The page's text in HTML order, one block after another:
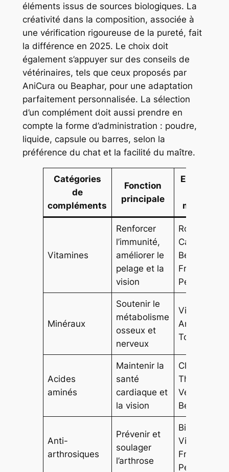
éléments issus de sources biologiques. La
créativité dans la composition, associée à
une vérification rigoureuse de la pureté, fait
la différence en 2025. Le choix doit
également s’appuyer sur des conseils de
vétérinaires, tels que ceux proposés par
AniCura ou Beaphar, pour une adaptation
parfaitement personnalisée. La sélection
d’un complément doit aussi prendre en
compte la forme d’administration : poudre,
liquide, capsule ou barres, selon la
préférence du chat et la facilité du maître.
Catégories
de
compléments
Fonction
principale
Exemples
marques
Vitamines
Renforcer
l’immunité,
améliorer le
pelage et la
vision
Royal
Canin,
Beaphar,
Franklin
Pet Food
Minéraux
Soutenir le
métabolisme
osseux et
nerveux
Virbac,
AniCura,
Tom & Co
Acides
aminés
Maintenir la
santé
cardiaque et
la vision
Clement
Thekan,
Vetoquinol,
Beaphar
Anti-
arthrosiques
Prévenir et
soulager
l’arthrose
Biogance,
Virbac,
Franklin
Pet Food